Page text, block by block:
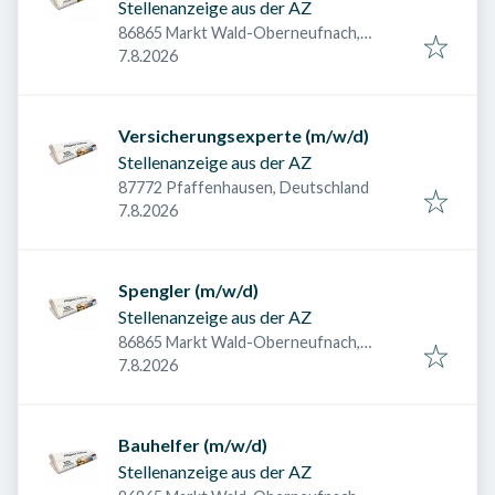
Stellenanzeige aus der AZ
86865 Markt Wald-Oberneufnach,
Deutschland
Veröffentlicht am
7.8.2026
Versicherungsexperte (m/w/d)
Stellenanzeige aus der AZ
87772 Pfaffenhausen, Deutschland
Veröffentlicht am
7.8.2026
Spengler (m/w/d)
Stellenanzeige aus der AZ
86865 Markt Wald-Oberneufnach,
Deutschland
Veröffentlicht am
7.8.2026
Bauhelfer (m/w/d)
Stellenanzeige aus der AZ